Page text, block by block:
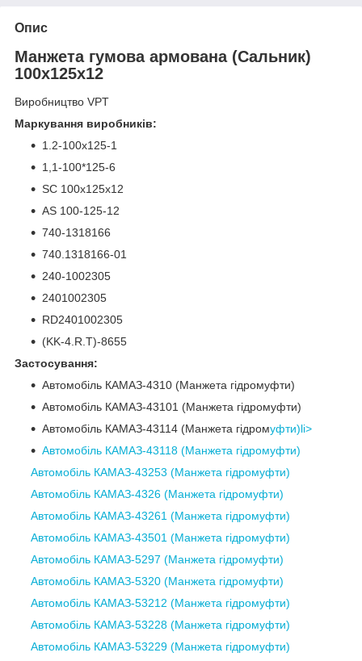
Опис
Манжета гумова армована (Сальник)
100x125x12
Виробництво VPT
Маркування виробників:
1.2-100х125-1
1,1-100*125-6
SC 100x125x12
AS 100-125-12
740-1318166
740.1318166-01
240-1002305
2401002305
RD2401002305
(KK-4.R.T)-8655
Застосування:
Автомобіль КАМАЗ-4310 (Манжета гідромуфти)
Автомобіль КАМАЗ-43101 (Манжета гідромуфти)
Автомобіль КАМАЗ-43114 (Манжета гідромуфти)li>
Автомобіль КАМАЗ-43118 (Манжета гідромуфти)
Автомобіль КАМАЗ-43253 (Манжета гідромуфти)
Автомобіль КАМАЗ-4326 (Манжета гідромуфти)
Автомобіль КАМАЗ-43261 (Манжета гідромуфти)
Автомобіль КАМАЗ-43501 (Манжета гідромуфти)
Автомобіль КАМАЗ-5297 (Манжета гідромуфти)
Автомобіль КАМАЗ-5320 (Манжета гідромуфти)
Автомобіль КАМАЗ-53212 (Манжета гідромуфти)
Автомобіль КАМАЗ-53228 (Манжета гідромуфти)
Автомобіль КАМАЗ-53229 (Манжета гідромуфти)